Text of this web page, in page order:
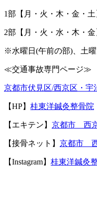
1部【月・火・木・金・
2部【月・火・水・木・
※水曜日(午前の部)、土
≪交通事故専門ページ≫
京都市伏見区/西京区・
【HP】 桂東洋鍼灸整骨院
【エキテン】 京都市 西
【接骨ネット】 京都市
【Instagram】 桂東洋鍼灸